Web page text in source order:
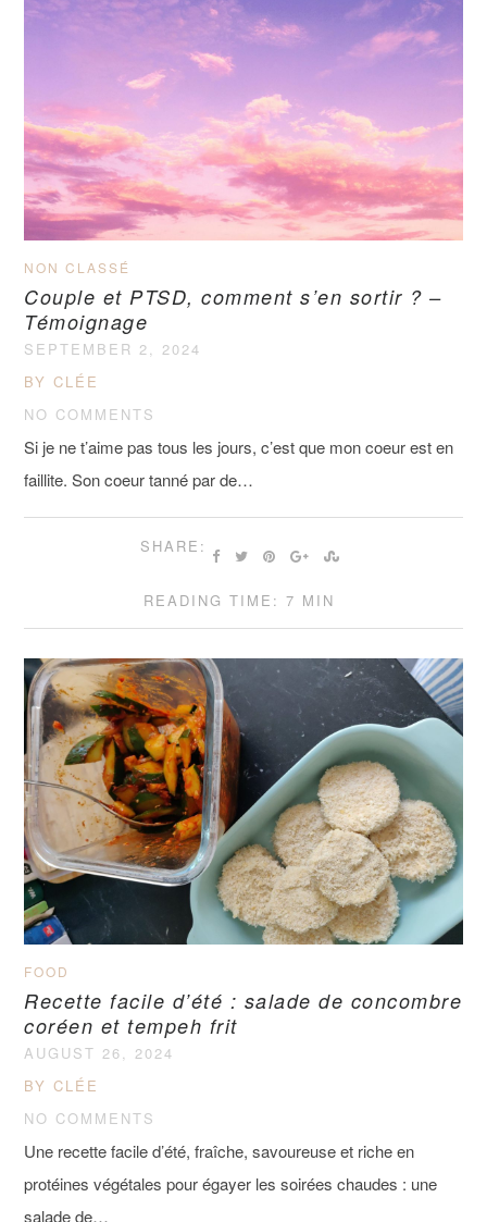
NON CLASSÉ
Couple et PTSD, comment s’en sortir ? –
Témoignage
SEPTEMBER 2, 2024
BY CLÉE
NO COMMENTS
Si je ne t’aime pas tous les jours, c’est que mon coeur est en
faillite. Son coeur tanné par de…
SHARE:
READING TIME: 7 MIN
FOOD
Recette facile d’été : salade de concombre
coréen et tempeh frit
AUGUST 26, 2024
BY CLÉE
NO COMMENTS
Une recette facile d’été, fraîche, savoureuse et riche en
protéines végétales pour égayer les soirées chaudes : une
salade de…